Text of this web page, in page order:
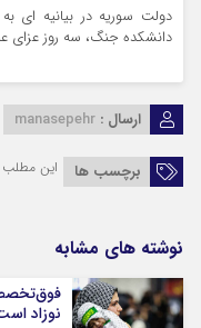
دولت سوریه در بیانیه ای
دانشکده جنگ، سه روز عزای
ارسال : manasepehr
برچسب ها این
نوشته های مشابه
فوق‌تخصص
نوزاد